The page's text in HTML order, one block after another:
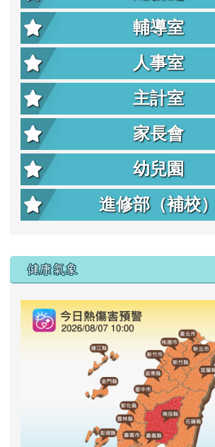
輔導室
人事室
主計室
家長會
幼兒園
進修部（補校）
右邊區域內容
健康氣象